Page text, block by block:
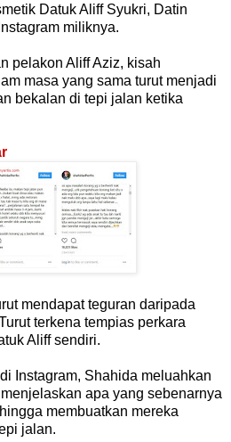
Datuk Aliff Syukri, Datin
miliknya.
pelakon Aliff Aziz, kisah
masa yang sama turut menjadi
bekalan di tepi jalan ketika
mendapat teguran daripada
terkena tempias perkara
Aliff sendiri.
Instagram, Shahida meluahkan
apa yang sebenarnya
membuatkan mereka
jalan.